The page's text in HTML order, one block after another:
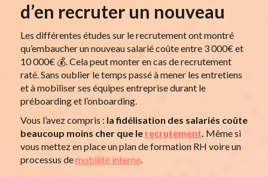
d’en recruter un nouveau
Les différentes études sur le recrutement ont montré
qu’embaucher un nouveau salarié coûte entre 3 000€ et
10 000€ 💰. Cela peut monter en cas de recrutement
raté. Sans oublier le temps passé à mener les entretiens
et à mobiliser ses équipes entreprise durant le
préboarding et l’onboarding.
Vous l’avez compris : la fidélisation des salariés coûte
beaucoup moins cher que le recrutement. Même si
vous mettez en place un plan de formation RH voire un
processus demobilité interne.